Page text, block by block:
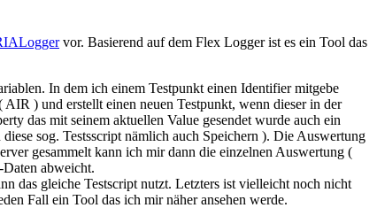
vor. Basierend auf dem Flex Logger ist es ein Tool das
In dem ich einem Testpunkt einen Identifier mitgebe
) und erstellt einen neuen Testpunkt, wenn dieser in der
das mit seinem aktuellen Value gesendet wurde auch ein
sog. Testsscript nämlich auch Speichern ). Die Auswertung
gesammelt kann ich mir dann die einzelnen Auswertung (
abweicht.
das gleiche Testscript nutzt. Letzters ist vielleicht noch nicht
Fall ein Tool das ich mir näher ansehen werde.